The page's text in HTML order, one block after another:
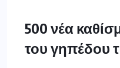
500 νέα
του γηπέδου